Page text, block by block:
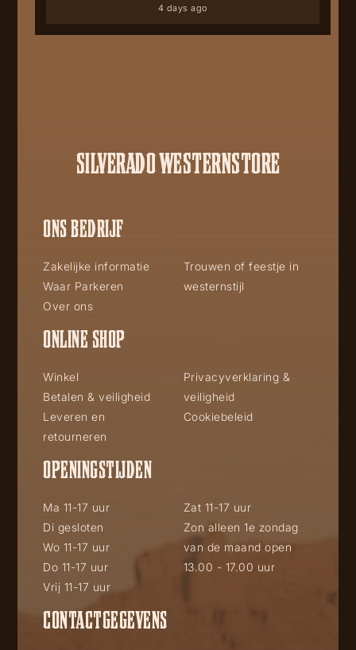
4 days ago
SILVERADO WESTERNSTORE
ONS BEDRIJF
Zakelijke informatie
Waar Parkeren
Over ons
Trouwen of feestje in
westernstijl
ONLINE SHOP
Winkel
Betalen & veiligheid
Leveren en
retourneren
Privacyverklaring &
veiligheid
Cookiebeleid
OPENINGSTIJDEN
Ma 11-17 uur
Di gesloten
Wo 11-17 uur
Do 11-17 uur
Vrij 11-17 uur
Zat 11-17 uur
Zon alleen 1e zondag
van de maand open
13.00 - 17.00 uur
CONTACTGEGEVENS